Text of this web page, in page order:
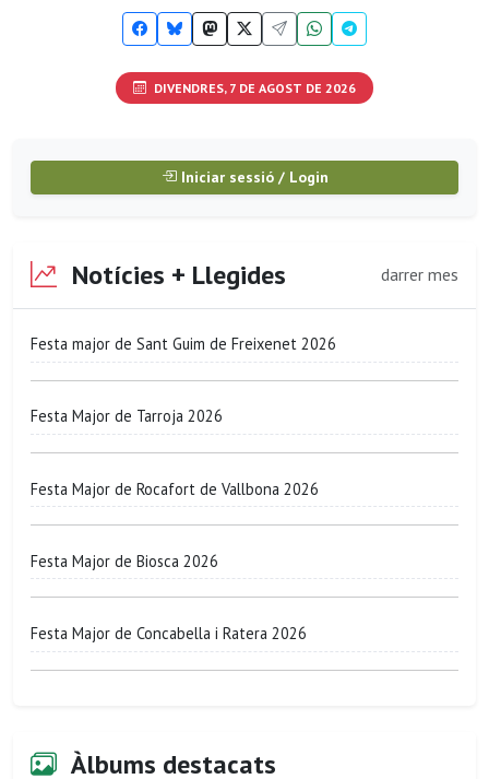
DIVENDRES, 7 DE AGOST DE 2026
Iniciar sessió / Login
Notícies + Llegides darrer mes
Festa major de Sant Guim de Freixenet 2026
Festa Major de Tarroja 2026
Festa Major de Rocafort de Vallbona 2026
Festa Major de Biosca 2026
Festa Major de Concabella i Ratera 2026
Àlbums destacats